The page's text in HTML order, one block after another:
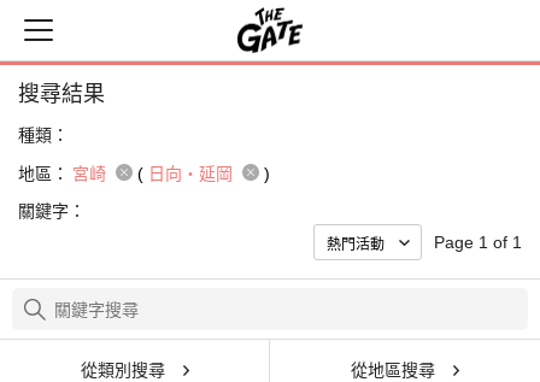
搜尋結果
種類：
地區：
宮崎 ( 日向・延岡
)
關鍵字：
Page 1 of 1
從類別搜尋 從地區搜尋